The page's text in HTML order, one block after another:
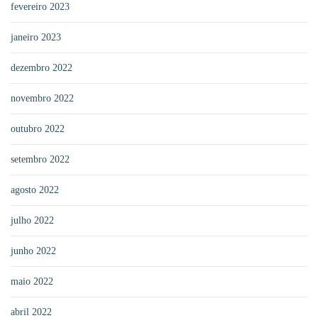
fevereiro 2023
janeiro 2023
dezembro 2022
novembro 2022
outubro 2022
setembro 2022
agosto 2022
julho 2022
junho 2022
maio 2022
abril 2022